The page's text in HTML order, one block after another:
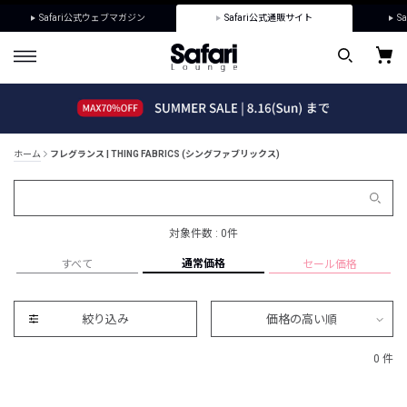
Safari公式ウェブマガジン Safari公式通販サイト
ホーム フレグランス | THING FABRICS (シングファブリックス)
対象件数 : 0件
すべて 通常価格 セール価格
絞り込み 価格の高い順
0 件